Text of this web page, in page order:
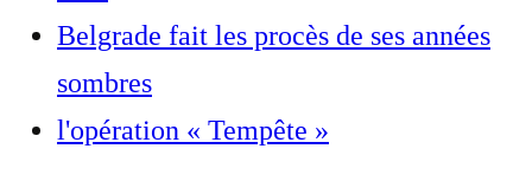
Belgrade fait les procès de ses années
sombres
l'opération « Tempête »